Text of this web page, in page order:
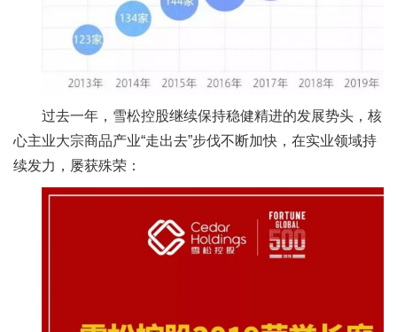
过去一年，雪松控股继续保持稳健精进的发展势头，核
心主业大宗商品产业“走出去”步伐不断加快，在实业领域持
续发力，屡获殊荣：